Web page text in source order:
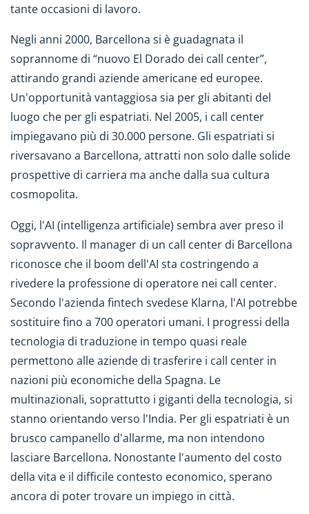
tante occasioni di lavoro.
Negli anni 2000, Barcellona si è guadagnata il
soprannome di “nuovo El Dorado dei call center”,
attirando grandi aziende americane ed europee.
Un'opportunità vantaggiosa sia per gli abitanti del
luogo che per gli espatriati. Nel 2005, i call center
impiegavano più di 30.000 persone. Gli espatriati si
riversavano a Barcellona, attratti non solo dalle solide
prospettive di carriera ma anche dalla sua cultura
cosmopolita.
Oggi, l'AI (intelligenza artificiale) sembra aver preso il
sopravvento. Il manager di un call center di Barcellona
riconosce che il boom dell'AI sta costringendo a
rivedere la professione di operatore nei call center.
Secondo l'azienda fintech svedese Klarna, l'AI potrebbe
sostituire fino a 700 operatori umani. I progressi della
tecnologia di traduzione in tempo quasi reale
permettono alle aziende di trasferire i call center in
nazioni più economiche della Spagna. Le
multinazionali, soprattutto i giganti della tecnologia, si
stanno orientando verso l'India. Per gli espatriati è un
brusco campanello d'allarme, ma non intendono
lasciare Barcellona. Nonostante l'aumento del costo
della vita e il difficile contesto economico, sperano
ancora di poter trovare un impiego in città.